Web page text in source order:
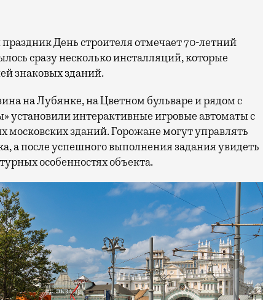
сразу несколько инсталляций, которые
знаковых зданий.
на Лубянке, на Цветном бульваре и рядом с
установили интерактивные игровые автоматы с
зданий. Горожане могут управлять
а после успешного выполнения задания увидеть
особенностях объекта.